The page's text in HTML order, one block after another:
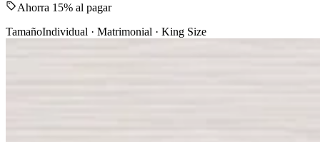
Ahorra 15% al pagar
TamañoIndividual · Matrimonial · King Size